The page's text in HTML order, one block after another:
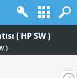
( HP SW )
)